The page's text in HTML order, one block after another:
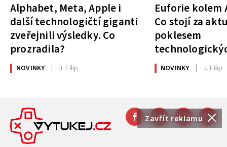
Zavřít reklamu
Alphabet, Meta, Apple i
další technologičtí giganti
zveřejnili výsledky. Co
prozradila?
NOVINKY J. Filip
Euforie kolem
Co stojí za
poklesem
NOVINKY J. Filip